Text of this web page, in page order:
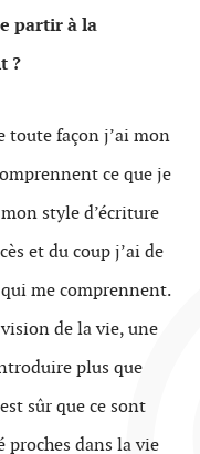
partir à la
?
toute façon j’ai mon
ce que je
style d’écriture
et du coup j’ai de
me comprennent.
de la vie, une
plus que
sûr que ce sont
proches dans la vie